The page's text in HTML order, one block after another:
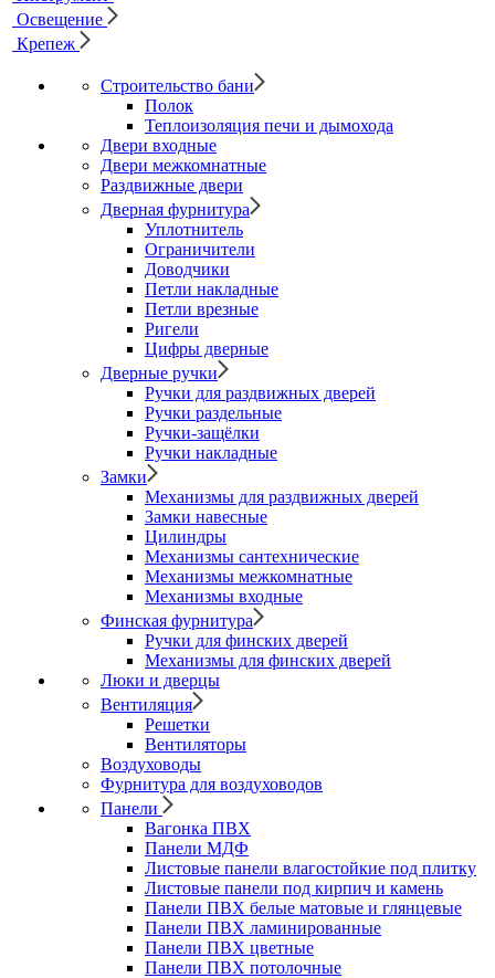
Освещение
Крепеж
Строительство бани
Полок
Теплоизоляция печи и дымохода
Двери входные
Двери межкомнатные
Раздвижные двери
Дверная фурнитура
Уплотнитель
Ограничители
Доводчики
Петли накладные
Петли врезные
Ригели
Цифры дверные
Дверные ручки
Ручки для раздвижных дверей
Ручки раздельные
Ручки-защёлки
Ручки накладные
Замки
Механизмы для раздвижных дверей
Замки навесные
Цилиндры
Механизмы сантехнические
Механизмы межкомнатные
Механизмы входные
Финская фурнитура
Ручки для финских дверей
Механизмы для финских дверей
Люки и дверцы
Вентиляция
Решетки
Вентиляторы
Воздуховоды
Фурнитура для воздуховодов
Панели
Вагонка ПВХ
Панели МДФ
Листовые панели влагостойкие под плитку
Листовые панели под кирпич и камень
Панели ПВХ белые матовые и глянцевые
Панели ПВХ ламинированные
Панели ПВХ цветные
Панели ПВХ потолочные